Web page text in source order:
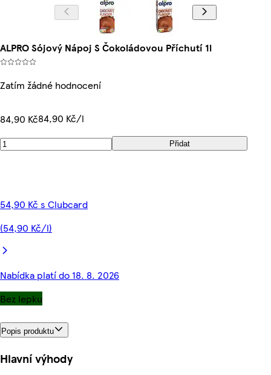
ALPRO Sójový Nápoj S Čokoládovou Příchutí 1l
Zatím žádné hodnocení
84,90 Kč84,90 Kč/l
Přidat
54,90 Kč s Clubcard
(54,90 Kč/l)
Nabídka platí do 18. 8. 2026
Bez lepku
Popis produktu
Hlavní výhody